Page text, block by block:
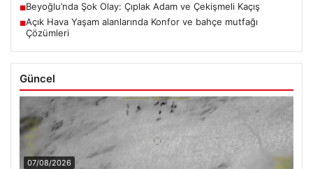
■Beyoğlu’nda Şok Olay: Çıplak Adam ve Çekişmeli Kaçış
■Açık Hava Yaşam alanlarında Konfor ve bahçe mutfağı
Çözümleri
Güncel
07/08/2026